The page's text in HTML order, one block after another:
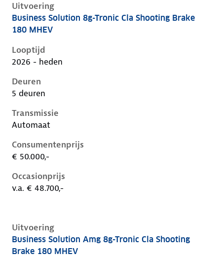
Uitvoering
Mercedes Cla-Klasse iii-x174, cla shooting brake 180
Business Solution 8g-Tronic Cla Shooting Brake
180 MHEV
Looptijd
2026 - heden
Deuren
5 deuren
Transmissie
Automaat
Consumentenprijs
€ 50.000,-
Occasionprijs
v.a. € 48.700,-
Uitvoering
Mercedes Cla-Klasse iii-x174, cla shooting brake 180
Business Solution Amg 8g-Tronic Cla Shooting
Brake 180 MHEV